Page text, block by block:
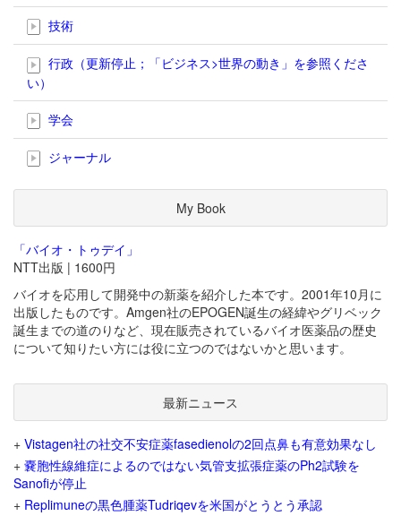
技術
行政（更新停止；「ビジネス>世界の動き」を参照くださ
い）
学会
ジャーナル
My Book
「バイオ・トゥデイ」
NTT出版 | 1600円
バイオを応用して開発中の新薬を紹介した本です。2001年10月に
出版したものです。Amgen社のEPOGEN誕生の経緯やグリベック
誕生までの道のりなど、現在販売されているバイオ医薬品の歴史
について知りたい方には役に立つのではないかと思います。
最新ニュース
+ Vistagen社の社交不安症薬fasedienolの2回点鼻も有意効果なし
+ 嚢胞性線維症によるのではない気管支拡張症薬のPh2試験を
Sanofiが停止
+ Replimuneの黒色腫薬Tudriqevを米国がとうとう承認